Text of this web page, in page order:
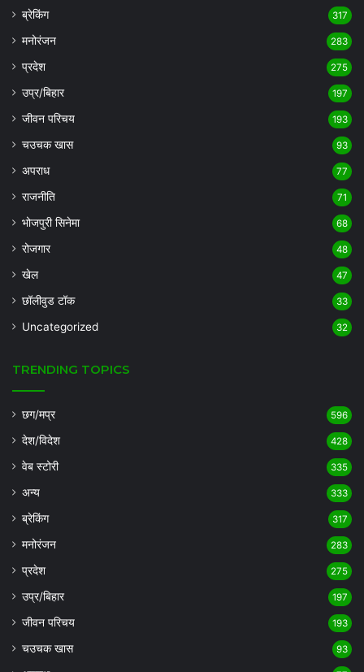
ब्रेकिंग 317
मनोरंजन 283
प्रदेश 275
उप्र/बिहार 197
जीवन परिचय 193
चउचक खास 93
अपराध 77
राजनीति 71
भोजपुरी सिनेमा 68
रोजगार 48
खेल 47
छॉलीवुड टॉक 33
Uncategorized 32
TRENDING TOPICS
छग/मप्र 596
देश/विदेश 428
वेब स्टोरी 335
अन्य 333
ब्रेकिंग 317
मनोरंजन 283
प्रदेश 275
उप्र/बिहार 197
जीवन परिचय 193
चउचक खास 93